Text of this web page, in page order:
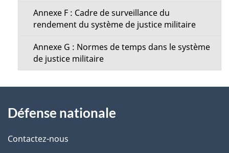
Annexe F : Cadre de surveillance du
rendement du système de justice militaire
Annexe G : Normes de temps dans le système
de justice militaire
propos
de
Défense nationale
Contactez-nous